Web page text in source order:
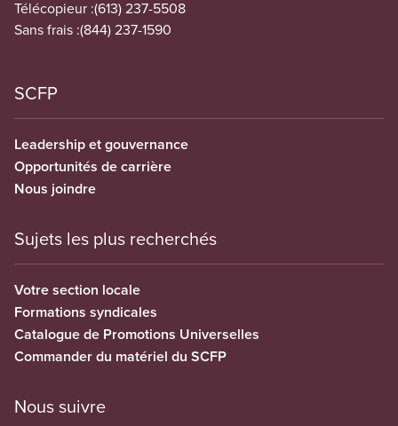
Télécopieur :(613) 237-5508
Sans frais :(844) 237-1590
SCFP
Leadership et gouvernance
Opportunités de carrière
Nous joindre
Sujets les plus recherchés
Votre section locale
Formations syndicales
Catalogue de Promotions Universelles
Commander du matériel du SCFP
Nous suivre